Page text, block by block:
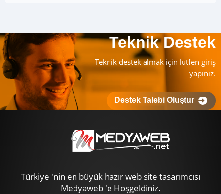
Teknik Destek
Teknik destek almak için lütfen giriş
yapınız.
Destek Talebi Oluştur
Türkiye 'nin en büyük hazır web site tasarımcısı
Medyaweb 'e Hoşgeldiniz.